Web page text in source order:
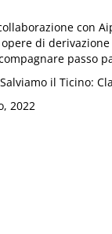
con
di
passo
il Ticino:
2022